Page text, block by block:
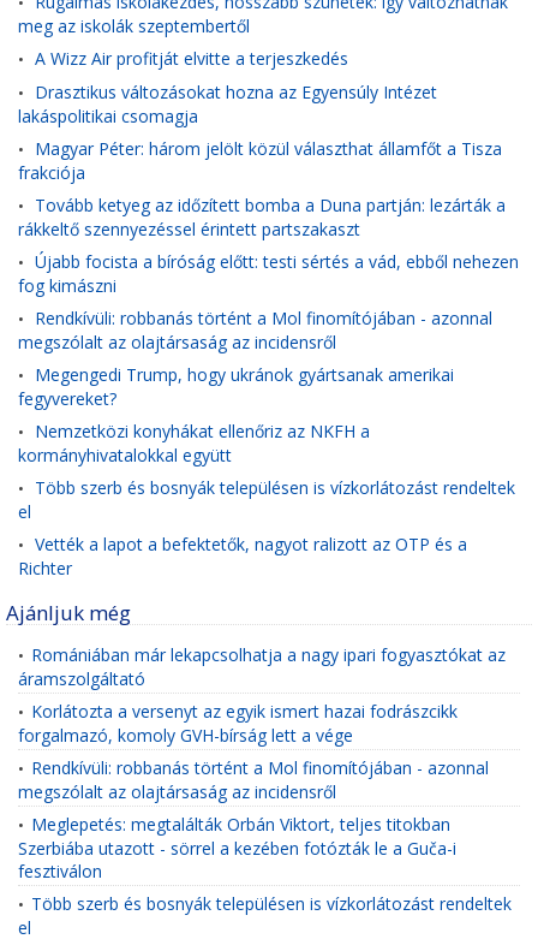
meg az iskolák szeptembertől
• A Wizz Air profitját elvitte a terjeszkedés
• Drasztikus változásokat hozna az Egyensúly Intézet
lakáspolitikai csomagja
• Magyar Péter: három jelölt közül választhat államfőt a Tisza
frakciója
• Tovább ketyeg az időzített bomba a Duna partján: lezárták a
rákkeltő szennyezéssel érintett partszakaszt
• Újabb focista a bíróság előtt: testi sértés a vád, ebből nehezen
fog kimászni
• Rendkívüli: robbanás történt a Mol finomítójában - azonnal
megszólalt az olajtársaság az incidensről
• Megengedi Trump, hogy ukránok gyártsanak amerikai
fegyvereket?
• Nemzetközi konyhákat ellenőriz az NKFH a
kormányhivatalokkal együtt
• Több szerb és bosnyák településen is vízkorlátozást rendeltek
el
• Vették a lapot a befektetők, nagyot ralizott az OTP és a
Richter
Ajánljuk még
• Romániában már lekapcsolhatja a nagy ipari fogyasztókat az
áramszolgáltató
• Korlátozta a versenyt az egyik ismert hazai fodrászcikk
forgalmazó, komoly GVH-bírság lett a vége
• Rendkívüli: robbanás történt a Mol finomítójában - azonnal
megszólalt az olajtársaság az incidensről
• Meglepetés: megtalálták Orbán Viktort, teljes titokban
Szerbiába utazott - sörrel a kezében fotózták le a Guča-i
fesztiválon
• Több szerb és bosnyák településen is vízkorlátozást rendeltek
el